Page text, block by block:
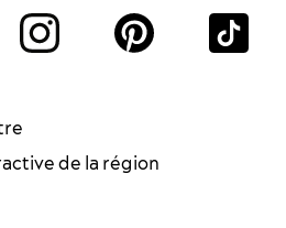
de la région